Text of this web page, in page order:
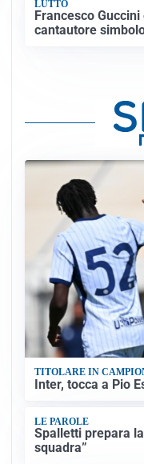
LUTTO
Francesco
cantautore
TITOLARE IN
Inter, tocca a Pio
LE PAROLE
Spalletti prepara
squadra”